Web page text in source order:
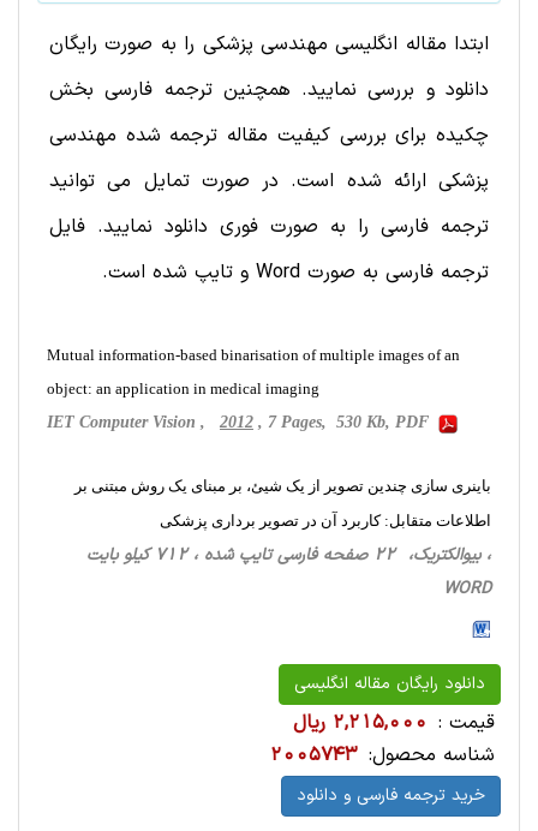
ابتدا مقاله انگلیسی مهندسی پزشکی را به صورت رایگان
دانلود و بررسی نمایید. همچنین ترجمه فارسی بخش
چکیده برای بررسی کیفیت مقاله ترجمه شده مهندسی
پزشکی ارائه شده است. در صورت تمایل می توانید
ترجمه فارسی را به صورت فوری دانلود نمایید. فایل
ترجمه فارسی به صورت Word و تایپ شده است.
Mutual information-based binarisation of multiple images of an
object: an application in medical imaging
IET Computer Vision , 2012 , 7 Pages, 530 Kb, PDF
باینری سازی چندین تصویر از یک شیئ، بر مبنای یک روش مبتنی بر
اطلاعات متقابل: کاربرد آن در تصویر برداری پزشکی
، بیوالکتریک، 22 صفحه فارسی تایپ شده ، 712 کیلو بایت
WORD
دانلود رایگان مقاله انگلیسی
قیمت : 2,215,000 ریال
شناسه محصول: 2005743
خرید ترجمه فارسی و دانلود